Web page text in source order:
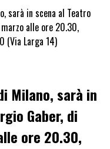
sarà in scena al Teatro
alle ore 20.30,
(Via Larga 14)
Milano, sarà in
Gaber, di
ore 20.30,